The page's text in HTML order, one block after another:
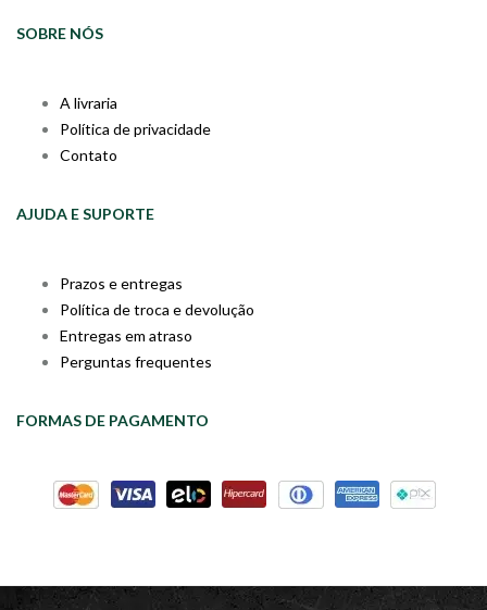
SOBRE NÓS
A livraria
Política de privacidade
Contato
AJUDA E SUPORTE
Prazos e entregas
Política de troca e devolução
Entregas em atraso
Perguntas frequentes
FORMAS DE PAGAMENTO